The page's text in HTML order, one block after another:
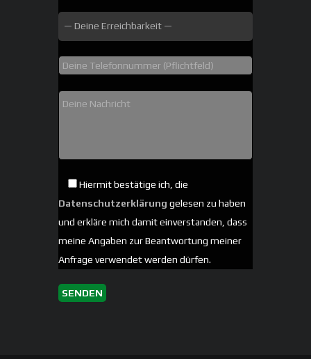
Hiermit bestätige ich, die
Datenschutzerklärung gelesen zu haben
und erkläre mich damit einverstanden, dass
meine Angaben zur Beantwortung meiner
Anfrage verwendet werden dürfen.